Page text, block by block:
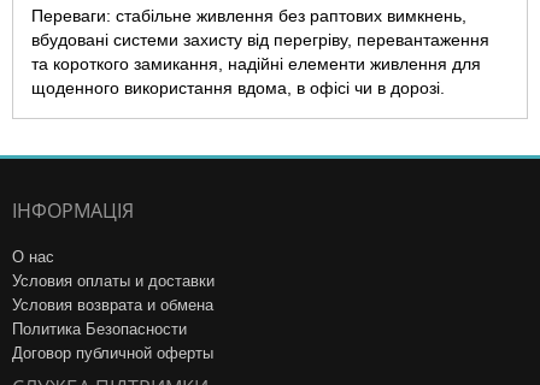
Переваги: стабільне живлення без раптових вимкнень,
вбудовані системи захисту від перегріву, перевантаження
та короткого замикання, надійні елементи живлення для
щоденного використання вдома, в офісі чи в дорозі.
ІНФОРМАЦІЯ
О нас
Условия оплаты и доставки
Условия возврата и обмена
Политика Безопасности
Договор публичной оферты